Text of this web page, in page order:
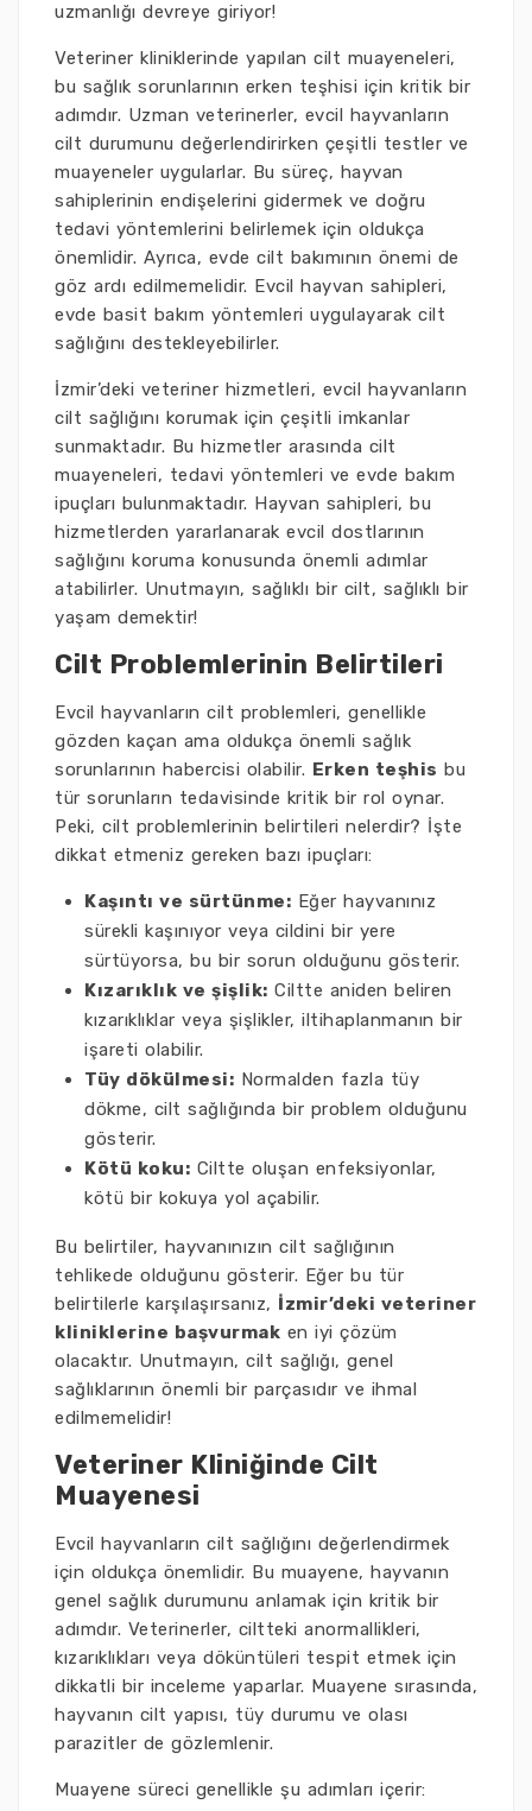
uzmanlığı devreye giriyor!
Veteriner kliniklerinde yapılan cilt muayeneleri,
bu sağlık sorunlarının erken teşhisi için kritik bir
adımdır. Uzman veterinerler, evcil hayvanların
cilt durumunu değerlendirirken çeşitli testler ve
muayeneler uygularlar. Bu süreç, hayvan
sahiplerinin endişelerini gidermek ve doğru
tedavi yöntemlerini belirlemek için oldukça
önemlidir. Ayrıca, evde cilt bakımının önemi de
göz ardı edilmemelidir. Evcil hayvan sahipleri,
evde basit bakım yöntemleri uygulayarak cilt
sağlığını destekleyebilirler.
İzmir’deki veteriner hizmetleri, evcil hayvanların
cilt sağlığını korumak için çeşitli imkanlar
sunmaktadır. Bu hizmetler arasında cilt
muayeneleri, tedavi yöntemleri ve evde bakım
ipuçları bulunmaktadır. Hayvan sahipleri, bu
hizmetlerden yararlanarak evcil dostlarının
sağlığını koruma konusunda önemli adımlar
atabilirler. Unutmayın, sağlıklı bir cilt, sağlıklı bir
yaşam demektir!
Cilt Problemlerinin Belirtileri
Evcil hayvanların cilt problemleri, genellikle
gözden kaçan ama oldukça önemli sağlık
sorunlarının habercisi olabilir. Erken teşhis bu
tür sorunların tedavisinde kritik bir rol oynar.
Peki, cilt problemlerinin belirtileri nelerdir? İşte
dikkat etmeniz gereken bazı ipuçları:
Kaşıntı ve sürtünme: Eğer hayvanınız
sürekli kaşınıyor veya cildini bir yere
sürtüyorsa, bu bir sorun olduğunu gösterir.
Kızarıklık ve şişlik: Ciltte aniden beliren
kızarıklıklar veya şişlikler, iltihaplanmanın bir
işareti olabilir.
Tüy dökülmesi: Normalden fazla tüy
dökme, cilt sağlığında bir problem olduğunu
gösterir.
Kötü koku: Ciltte oluşan enfeksiyonlar,
kötü bir kokuya yol açabilir.
Bu belirtiler, hayvanınızın cilt sağlığının
tehlikede olduğunu gösterir. Eğer bu tür
belirtilerle karşılaşırsanız, İzmir’deki veteriner
kliniklerine başvurmak en iyi çözüm
olacaktır. Unutmayın, cilt sağlığı, genel
sağlıklarının önemli bir parçasıdır ve ihmal
edilmemelidir!
Veteriner Kliniğinde Cilt
Muayenesi
Evcil hayvanların cilt sağlığını değerlendirmek
için oldukça önemlidir. Bu muayene, hayvanın
genel sağlık durumunu anlamak için kritik bir
adımdır. Veterinerler, ciltteki anormallikleri,
kızarıklıkları veya döküntüleri tespit etmek için
dikkatli bir inceleme yaparlar. Muayene sırasında,
hayvanın cilt yapısı, tüy durumu ve olası
parazitler de gözlemlenir.
Muayene süreci genellikle şu adımları içerir: